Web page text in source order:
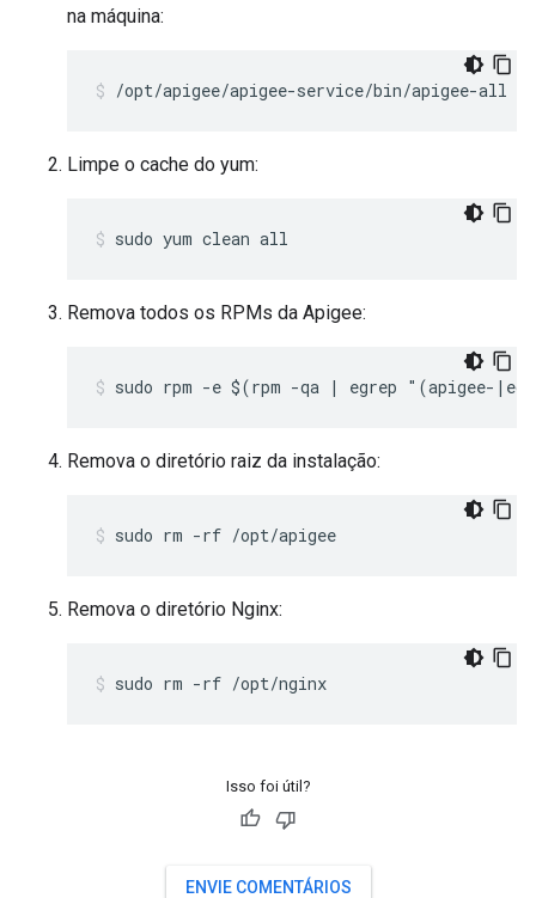
na máquina:
/opt/apigee/apigee-service/bin/apigee-all
Limpe o cache do yum:
sudo yum clean all
Remova todos os RPMs da Apigee:
sudo rpm -e $(rpm -qa | egrep "(apigee-
Remova o diretório raiz da instalação:
sudo rm -rf /opt/apigee
Remova o diretório Nginx:
sudo rm -rf /opt/nginx
Isso foi útil?
ENVIE COMENTÁRIOS